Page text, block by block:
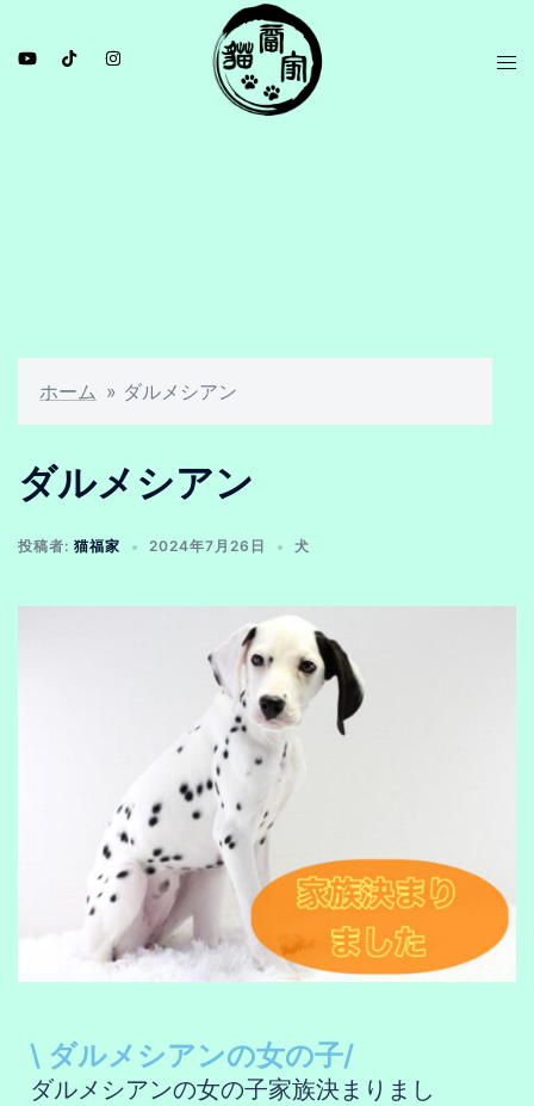
ホーム » ダルメシアン
ダルメシアン
投稿者: 猫福家 2024年7月26日 犬
\ ダルメシアンの女の子/
ダルメシアンの女の子家族決まりまし